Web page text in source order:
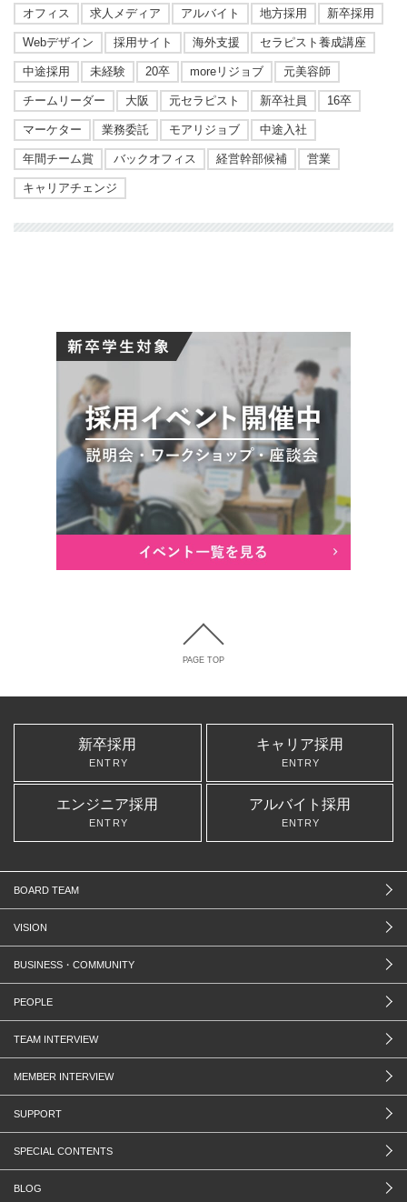
オフィス 求人メディア アルバイト 地方採用 新卒採用
Webデザイン 採用サイト 海外支援 セラピスト養成講座
中途採用 未経験 20卒 moreリジョブ 元美容師
チームリーダー 大阪 元セラピスト 新卒社員 16卒
マーケター 業務委託 モアリジョブ 中途入社
年間チーム賞 バックオフィス 経営幹部候補 営業
キャリアチェンジ
PAGE TOP
新卒採用
ENTRY
キャリア採用
ENTRY
エンジニア採用
ENTRY
アルバイト採用
ENTRY
BOARD TEAM
VISION
BUSINESS・COMMUNITY
PEOPLE
TEAM INTERVIEW
MEMBER INTERVIEW
SUPPORT
SPECIAL CONTENTS
BLOG